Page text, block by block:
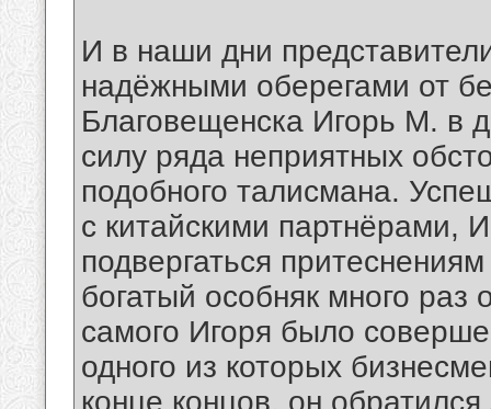
И в наши дни
надёжными оберегами от
Благовещенска Игорь М. в
силу ряда неприятных
подобного талисмана.
с китайскими партнёрами,
подвергаться
богатый особняк много
самого Игоря было
одного из которых